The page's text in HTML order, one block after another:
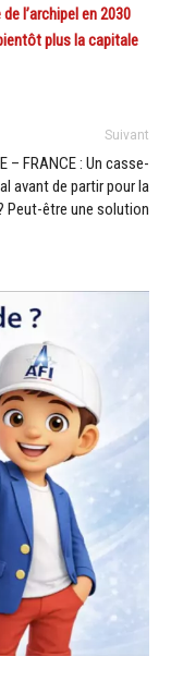
l’archipel en 2030
plus la capitale
Suivant
– FRANCE : Un casse-
avant de partir pour la
Peut-être une solution